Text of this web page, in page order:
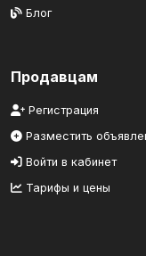
Блог
Продавцам
Регистрация
Разместить
Войти в кабинет
Тарифы и цены